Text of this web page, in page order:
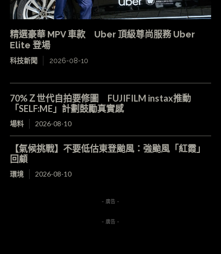
精選豪華 MPV 車款 Uber 頂級尊尚服務 Uber
Elite 登場
科技新聞 2026-08-10
70%Ｚ世代自拍要修圖 FUJIFILM instax推動
「SELF:ME」計劃鼓勵真實感
場料 2026-08-10
【氣候挑戰】不要低估東登颱風：強颱風「紅霞」
回顧
環境 2026-08-10
- 廣告 -
- 廣告 -